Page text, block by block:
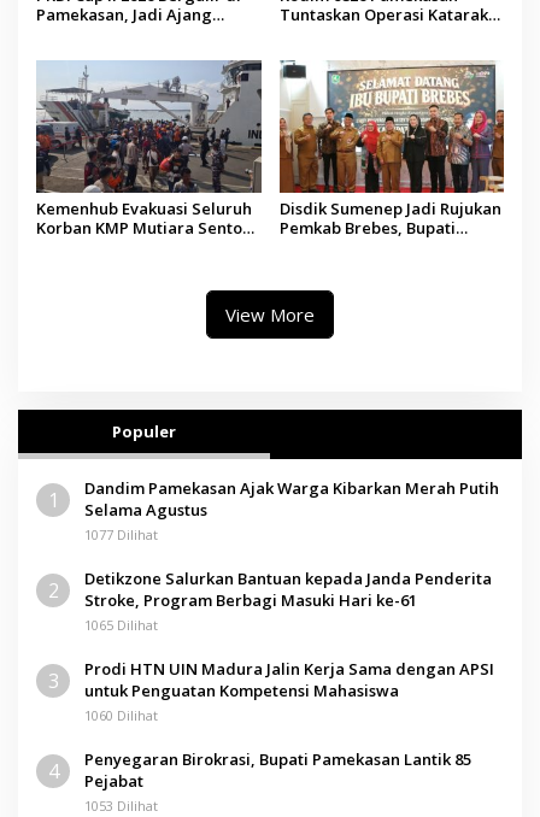
Pamekasan, Jadi Ajang
Tuntaskan Operasi Katarak
Kemenhub Evakuasi Seluruh
Korban KMP Mutiara Sentosa
Disdik Sumenep Jadi Rujukan
Pemkab Brebes, Bupati
View More
Populer
1
Dandim Pamekasan Ajak Warga Kibarkan Merah Putih
Selama Agustus
1077 Dilihat
2
Detikzone Salurkan Bantuan kepada Janda Penderita
Stroke, Program Berbagi Masuki Hari ke-61
1065 Dilihat
3
Prodi HTN UIN Madura Jalin Kerja Sama dengan APSI
untuk Penguatan Kompetensi Mahasiswa
1060 Dilihat
4
Penyegaran Birokrasi, Bupati Pamekasan Lantik 85
Pejabat
1053 Dilihat